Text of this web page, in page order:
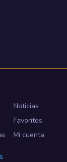
Noticias
Favoritos
Mi cuenta